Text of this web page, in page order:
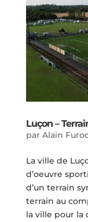
Luçon –
par Alain
La ville de
d’oeuvre
d’un terrain
terrain au
la ville pour la